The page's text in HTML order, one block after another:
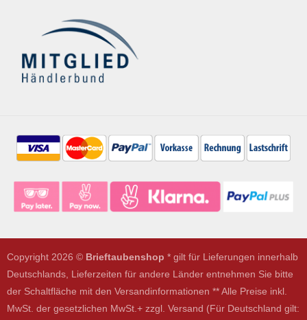
Copyright 2026 © Brieftaubenshop * gilt für Lieferungen innerhalb
Deutschlands, Lieferzeiten für andere Länder entnehmen Sie bitte
der Schaltfläche mit den Versandinformationen ** Alle Preise inkl.
MwSt. der gesetzlichen MwSt.+ zzgl. Versand (Für Deutschland gilt: